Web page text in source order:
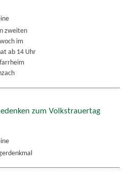
zweiten
im
ab 14 Uhr
zum Volkstrauertag